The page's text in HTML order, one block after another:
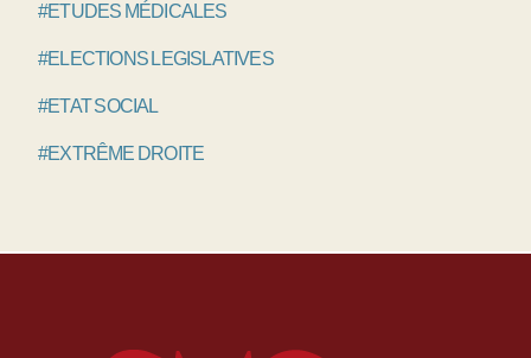
#ETUDES MÉDICALES
#ELECTIONS LEGISLATIVES
#ETAT SOCIAL
#EXTRÊME DROITE